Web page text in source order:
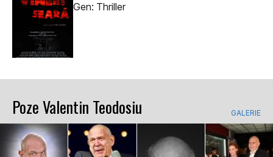
Gen: Thriller
Poze Valentin Teodosiu GALERIE